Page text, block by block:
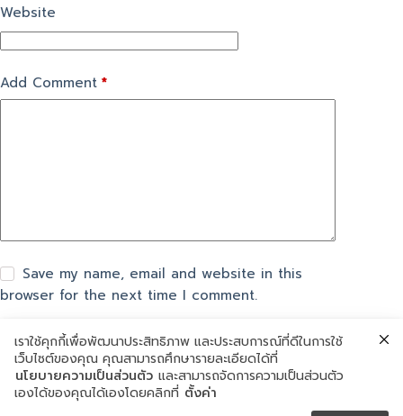
Website
Add Comment *
Save my name, email and website in this
browser for the next time I comment.
แสดงความเห็น
เราใช้คุกกี้เพื่อพัฒนาประสิทธิภาพ และประสบการณ์ที่ดีในการใช้
เว็บไซต์ของคุณ คุณสามารถศึกษารายละเอียดได้ที่
นโยบายความเป็นส่วนตัว และสามารถจัดการความเป็นส่วนตัว
เองได้ของคุณได้เองโดยคลิกที่ ตั้งค่า